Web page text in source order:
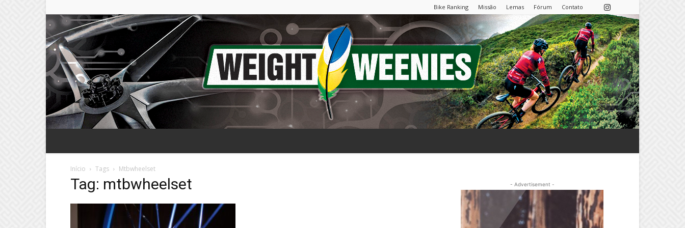
Bike Ranking Missão Lemas Fórum Contato
Início Tags Mtbwheelset
Tag: mtbwheelset - Advertisement -